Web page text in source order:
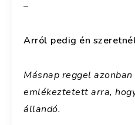
–
Arról pedig én
Másnap reggel
emlékeztetett arra,
állandó.